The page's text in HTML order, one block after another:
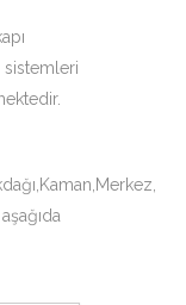
sistemleri